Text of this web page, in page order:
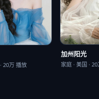
· 20万 播放
加州阳光
家庭 ·美国 · 20